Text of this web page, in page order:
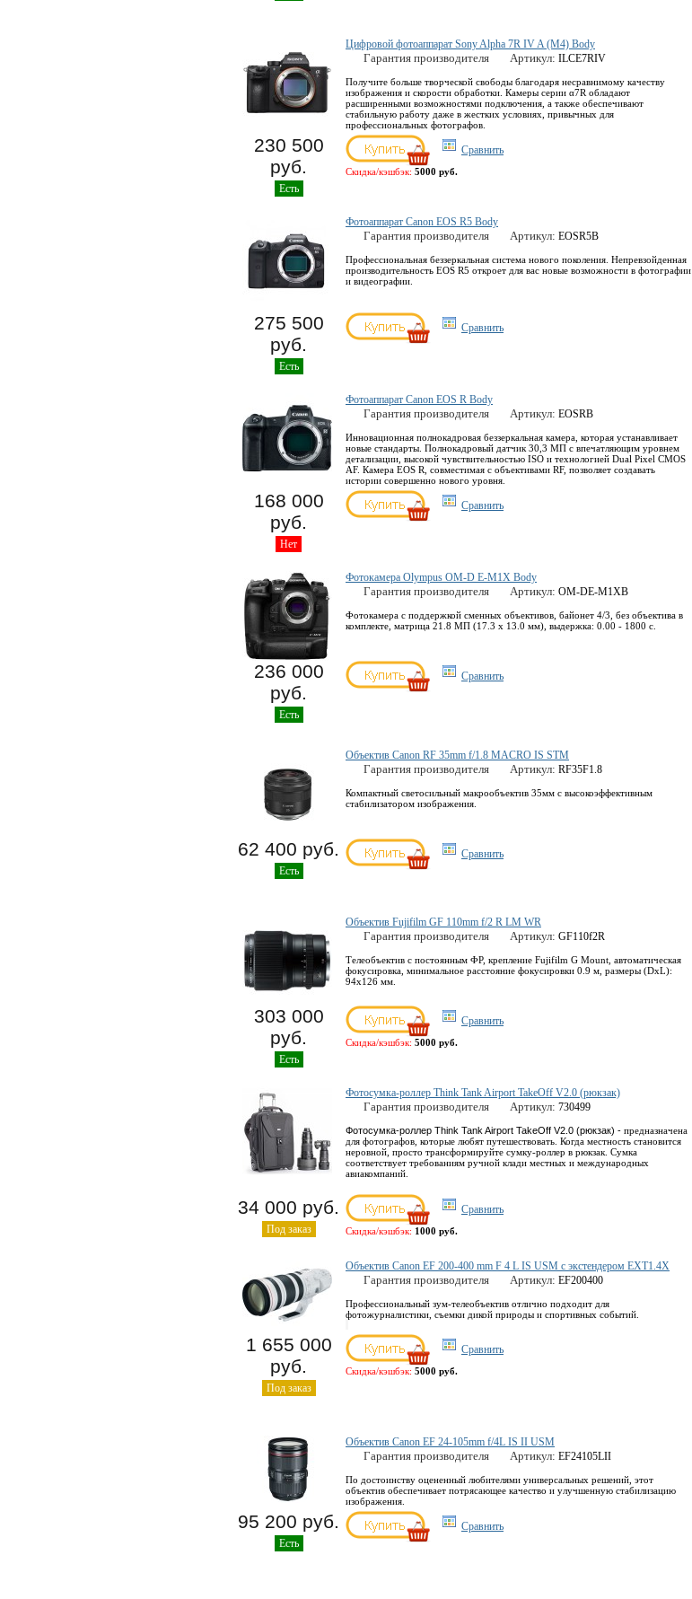
Цифровой фотоаппарат Sony Alpha 7R IV A (M4) Body
Гарантия производителя Артикул: ILCE7RIV
Получите больше творческой свободы благодаря несравнимому качеству
изображения и скорости обработки. Камеры серии α7R обладают
расширенными возможностями подключения, а также обеспечивают
стабильную работу даже в жестких условиях, привычных для
профессиональных фотографов.
230 500
руб.
Есть
Сравнить
Скидка/кэшбэк: 5000 руб.
Фотоаппарат Canon EOS R5 Body
Гарантия производителя Артикул: EOSR5B
Профессиональная беззеркальная система нового поколения. Непревзойденная
производительность EOS R5 откроет для вас новые возможности в фотографии
и видеографии.
275 500
руб.
Есть
Сравнить
Фотоаппарат Canon EOS R Body
Гарантия производителя Артикул: EOSRB
Инновационная полнокадровая беззеркальная камера, которая устанавливает
новые стандарты. Полнокадровый датчик 30,3 МП с впечатляющим уровнем
детализации, высокой чувствительностью ISO и технологией Dual Pixel CMOS
AF. Камера EOS R, совместимая с объективами RF, позволяет создавать
истории совершенно нового уровня.
168 000
руб.
Нет
Сравнить
Фотокамера Olympus OM-D E-M1X Body
Гарантия производителя Артикул: OM-DE-M1XB
Фотокамера с поддержкой сменных объективов, байонет 4/3, без объектива в
комплекте, матрица 21.8 МП (17.3 x 13.0 мм), выдержка: 0.00 - 1800 с.
236 000
руб.
Есть
Сравнить
Объектив Canon RF 35mm f/1.8 MACRO IS STM
Гарантия производителя Артикул: RF35F1.8
Компактный светосильный макрообъектив 35мм с высокоэффективным
стабилизатором изображения.
62 400 руб.
Есть
Сравнить
Объектив Fujifilm GF 110mm f/2 R LM WR
Гарантия производителя Артикул: GF110f2R
Телеобъектив с постоянным ФР, крепление Fujifilm G Mount, автоматическая
фокусировка, минимальное расстояние фокусировки 0.9 м, размеры (DхL):
94x126 мм.
303 000
руб.
Есть
Сравнить
Скидка/кэшбэк: 5000 руб.
Фотосумка-роллер Think Tank Airport TakeOff V2.0 (рюкзак)
Гарантия производителя Артикул: 730499
Фотосумка-роллер Think Tank Airport TakeOff V2.0 (рюкзак) - предназначена
для фотографов, которые любят путешествовать. Когда местность становится
неровной, просто трансформируйте сумку-роллер в рюкзак. Сумка
соответствует требованиям ручной клади местных и международных
авиакомпаний.
34 000 руб.
Под заказ
Сравнить
Скидка/кэшбэк: 1000 руб.
Объектив Canon EF 200-400 mm F 4 L IS USM с экстендером EXT1.4X
Гарантия производителя Артикул: EF200400
Профессиональный зум-телеобъектив отлично подходит для
фотожурналистики, съемки дикой природы и спортивных событий.
1 655 000
руб.
Под заказ
Сравнить
Скидка/кэшбэк: 5000 руб.
Объектив Canon EF 24-105mm f/4L IS II USM
Гарантия производителя Артикул: EF24105LII
По достоинству оцененный любителями универсальных решений, этот
объектив обеспечивает потрясающее качество и улучшенную стабилизацию
изображения.
95 200 руб.
Есть
Сравнить